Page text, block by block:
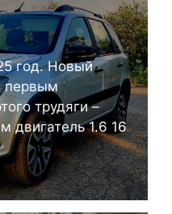
год. Новый
первым
трудяги –
двигатель 1.6 16